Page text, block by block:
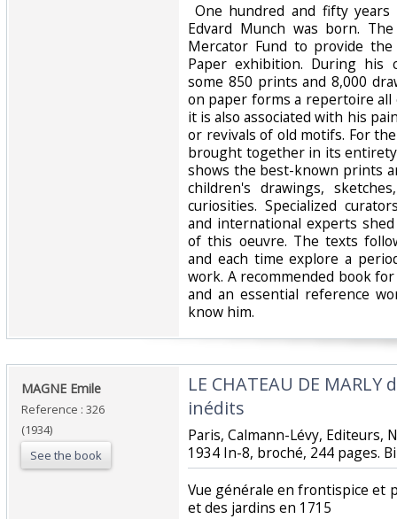
One hundred and fifty
Edvard Munch was born.
Mercator Fund to provide
Paper exhibition. During his
some 850 prints and 8,000
on paper forms a repertoire
it is also associated with his
or revivals of old motifs. For
brought together in its
shows the best-known prints
children's drawings,
curiosities. Specialized
and international experts
of this oeuvre. The texts
and each time explore a
work. A recommended book
and an essential reference
know him.‎
‎MAGNE Emile‎
Reference : 326
(1934)
See the book
‎LE CHATEAU DE
inédits‎
‎Paris, Calmann-Lévy, Editeurs,
1934 In-8, broché, 244 pages.
‎Vue générale en frontispice et
et des jardins en 1715 ‎